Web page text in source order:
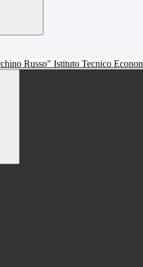
Istituto Tecnico